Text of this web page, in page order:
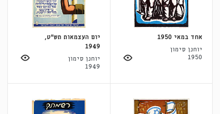
אחד במאי 1950
יוחנן סימון
1950
יום העצמאות תש"ט,
1949
יוחנן סימון
1949